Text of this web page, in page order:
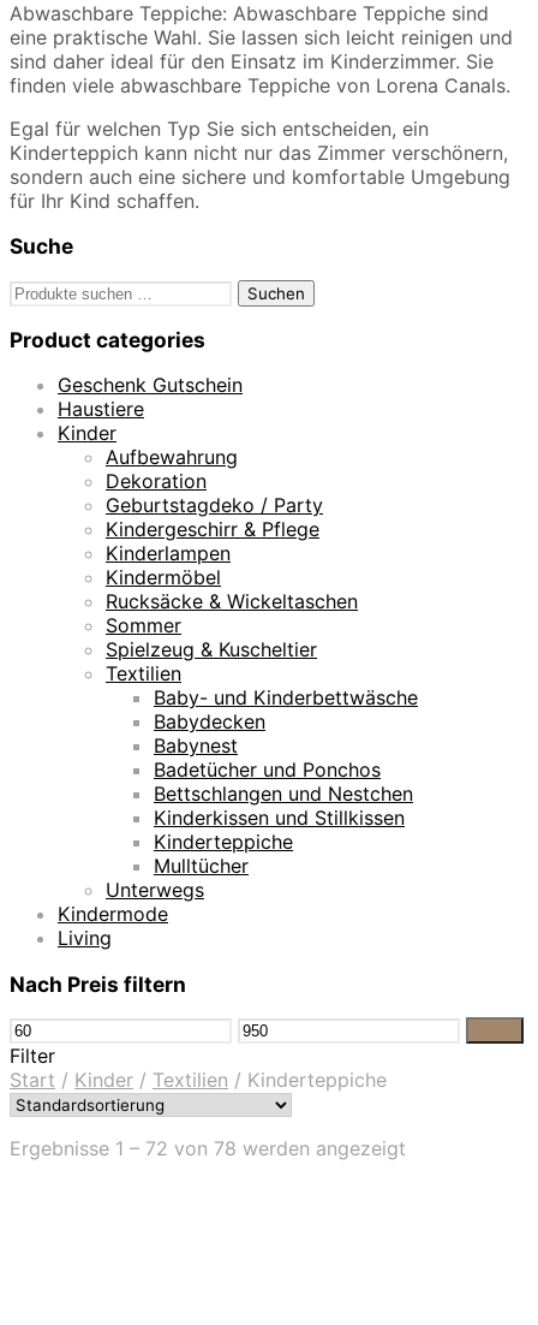
Abwaschbare Teppiche: Abwaschbare Teppiche sind
eine praktische Wahl. Sie lassen sich leicht reinigen und
sind daher ideal für den Einsatz im Kinderzimmer. Sie
finden viele abwaschbare Teppiche von Lorena Canals.
Egal für welchen Typ Sie sich entscheiden, ein
Kinderteppich kann nicht nur das Zimmer verschönern,
sondern auch eine sichere und komfortable Umgebung
für Ihr Kind schaffen.
Suche
Suchen
nach:
Suchen
Product categories
Geschenk Gutschein
Haustiere
Kinder
Aufbewahrung
Dekoration
Geburtstagdeko / Party
Kindergeschirr & Pflege
Kinderlampen
Kindermöbel
Rucksäcke & Wickeltaschen
Sommer
Spielzeug & Kuscheltier
Textilien
Baby- und Kinderbettwäsche
Babydecken
Babynest
Badetücher und Ponchos
Bettschlangen und Nestchen
Kinderkissen und Stillkissen
Kinderteppiche
Mulltücher
Unterwegs
Kindermode
Living
Nach Preis filtern
Min.
Preis
Max.
Preis
Filter
Start / Kinder / Textilien / Kinderteppiche
Ergebnisse 1 – 72 von 78 werden angezeigt